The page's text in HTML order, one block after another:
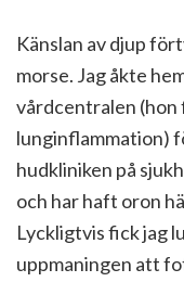
Känslan av djup
morse. Jag åkte
vårdcentralen (hon
lunginflammation)
hudkliniken på
och har haft oron
Lyckligtvis fick jag
uppmaningen att